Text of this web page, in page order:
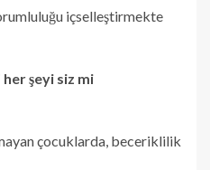
içselleştirmekte
her şeyi siz mi
çocuklarda, beceriklilik